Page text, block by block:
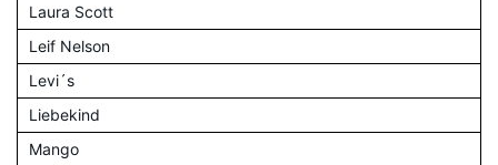
Laura Scott
Leif Nelson
Levi´s
Liebekind
Mango